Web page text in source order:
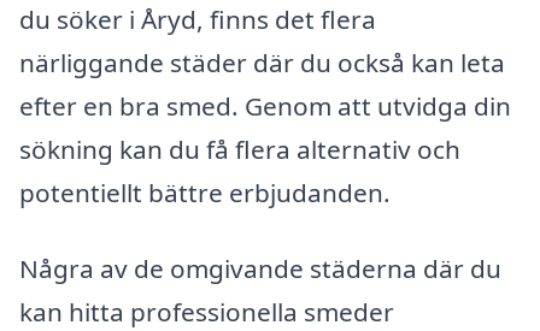
du söker i Åryd, finns det flera
närliggande städer där du också kan leta
efter en bra smed. Genom att utvidga din
sökning kan du få flera alternativ och
potentiellt bättre erbjudanden.
Några av de omgivande städerna där du
kan hitta professionella smeder